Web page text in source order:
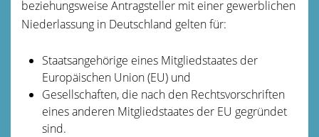
beziehungsweise Antragsteller mit einer gewerblichen
Niederlassung in Deutschland gelten für:
Staatsangehörige eines Mitgliedstaates der
Europäischen Union (EU) und
Gesellschaften, die nach den Rechtsvorschriften
eines anderen Mitgliedstaates der EU gegründet
sind.